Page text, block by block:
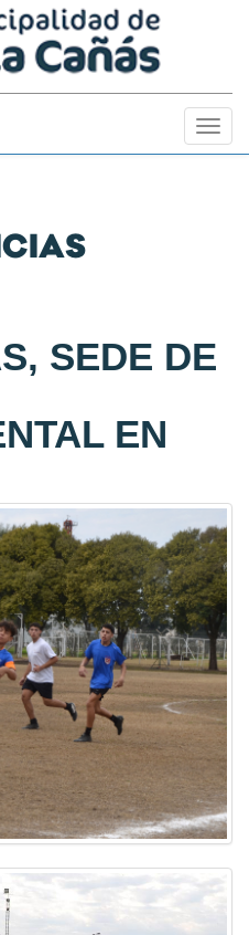
SEDE DE
EN